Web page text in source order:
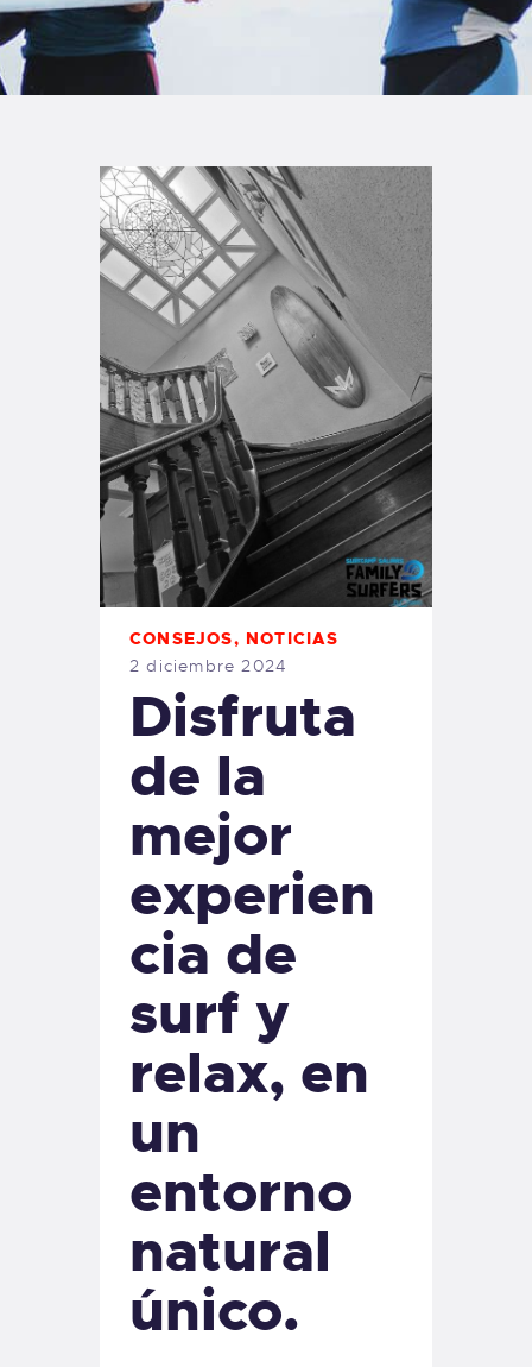
TIENDA FAMILY SURFERS
WEBCAM SALINAS
PEDIDOS
CONSEJOS, NOTICIAS
2 diciembre 2024
Disfruta
de la
mejor
experien
cia de
surf y
relax, en
un
entorno
natural
único.